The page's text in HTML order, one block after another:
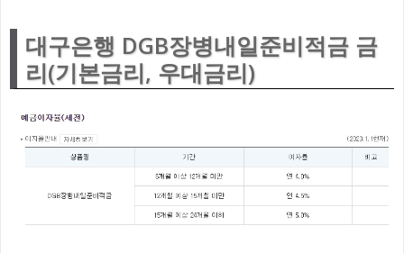
대구은행 DGB장병내일준비적금 금
리(기본금리, 우대금리)